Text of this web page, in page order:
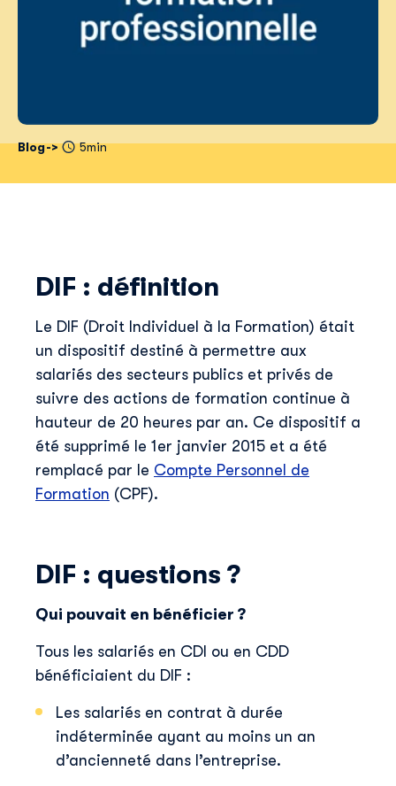
Blog 5min
DIF : définition
Le DIF (Droit Individuel à la Formation) était
un dispositif destiné à permettre aux
salariés des secteurs publics et privés de
suivre des actions de formation continue à
hauteur de 20 heures par an. Ce dispositif a
été supprimé le 1er janvier 2015 et a été
remplacé par le Compte Personnel de
Formation (CPF).
DIF : questions ?
Qui pouvait en bénéficier ?
Tous les salariés en CDI ou en CDD
bénéficiaient du DIF :
Les salariés en contrat à durée
indéterminée ayant au moins un an
d’ancienneté dans l’entreprise.